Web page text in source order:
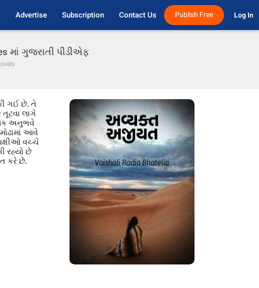
Advertise Subscription Contact Us Publish Free Log In
માં ગુજરાતી પીડીએફ
ગઈ છે. તે
લાગે
અનુભવે
આવે
વચ્ચે
રહ્યો છે
કરે છે.